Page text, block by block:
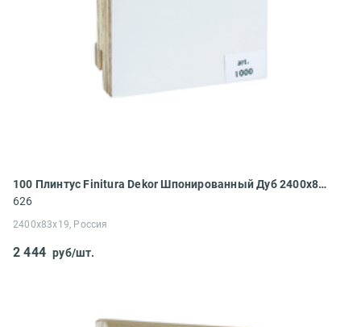
100 Плинтус Finitura Dekor Шпонированный Дуб 2400x83x19
626
2400x83x19, Россия
2 444 руб/шт.